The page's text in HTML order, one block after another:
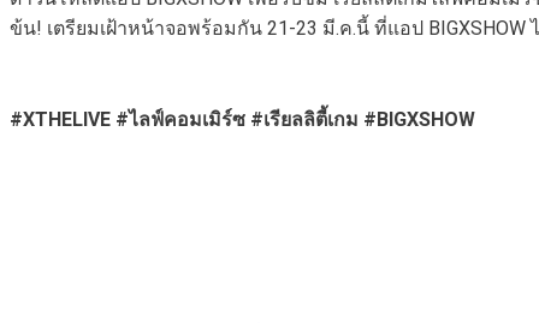
ข้น! เตรียมเฝ้าหน้าจอพร้อมกัน 21-23 มี.ค.นี้ ที่แอป
#XTHELIVE #ไลฟ์คอมเมิร์ซ #เรียลลิตี้เกม #BIGXSHOW